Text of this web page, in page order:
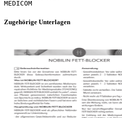
Zugehörige Unterlagen